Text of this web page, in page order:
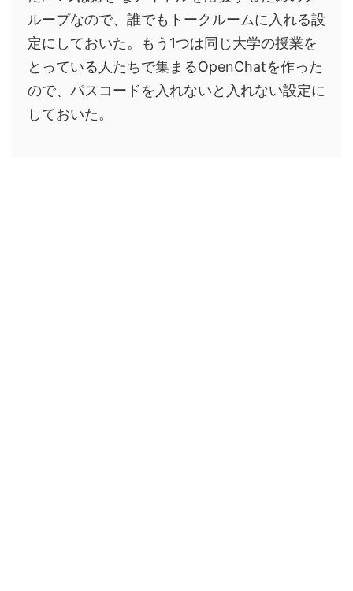
ループなので、誰でもトークルームに入れる設
定にしておいた。もう1つは同じ大学の授業を
とっている人たちで集まるOpenChatを作った
ので、パスコードを入れないと入れない設定に
しておいた。